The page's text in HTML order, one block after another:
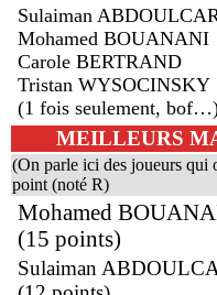
Sulaiman
Mohamed BOUANANI
Carole BERTRAND
Tristan WYSOCINSKY
(1 fois seulement,
MEILLEURS
(On parle ici des joueurs qui
point (noté R)
Mohamed
(15 points)
Sulaiman